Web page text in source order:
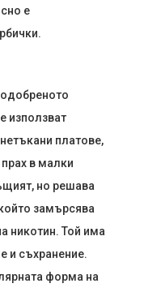
е
използват
платове,
в малки
но решава
замърсява
никотин. Той има
и съхранение.
форма на